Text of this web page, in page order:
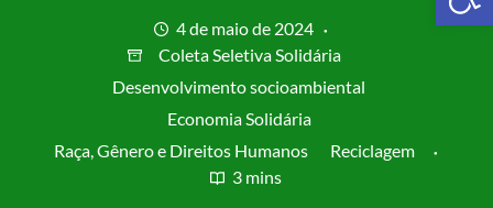
4 de maio de 2024
Coleta Seletiva Solidária
Desenvolvimento socioambiental
Economia Solidária
Raça, Gênero e Direitos Humanos
Reciclagem
3 mins